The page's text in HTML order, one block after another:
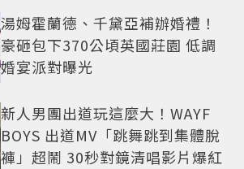
湯姆霍蘭德、千黛亞補辦婚禮！
豪砸包下370公頃英國莊園 低調
婚宴派對曝光
新人男團出道玩這麼大！WAYF
BOYS 出道MV「跳舞跳到集體脫
褲」超鬧 30秒對鏡清唱影片爆紅